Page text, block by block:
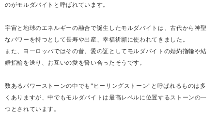
のがモルダバイトと呼ばれています。
宇宙と地球のエネルギーの融合で誕生したモルダバイトは、古代から神聖
なパワーを持つとして長寿や出産、幸福祈願に使われてきました。
また、ヨーロッパではその昔、愛の証としてモルダバイトの婚約指輪や結
婚指輪を送り、お互いの愛を誓い合ったそうです。
数あるパワーストーンの中でも"ヒーリングストーン"と呼ばれるものは多
くありますが、中でもモルダバイトは最高レベルに位置するストーンの一
つとされています。